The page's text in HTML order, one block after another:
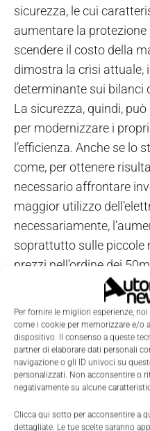
Per fornire le migliori esperienze,
come i cookie per memorizzare e/o
dispositivo. Il consenso a queste
partner di elaborare dati personali
navigazione o gli ID univoci su
personalizzati. Non acconsentire o
negativamente su alcune
Clicca qui sotto per acconsentire a
dettagliate. Le tue scelte saranno
sicurezza, le cui
aumentare la
scendere il costo della
dimostra la crisi attuale,
determinante sui bilanci
La sicurezza, quindi,
per modernizzare i
l’efficienza. Anche se lo
come, per ottenere
necessario affrontare
maggior utilizzo
necessariamente,
soprattutto sulle piccole
prezzi nell’ordine dei
percentualmente
competitività, però, è
radicalmente la
Un processo di
lunghi e che Prandelli
attraverso una serie di
dall’elettronica, non